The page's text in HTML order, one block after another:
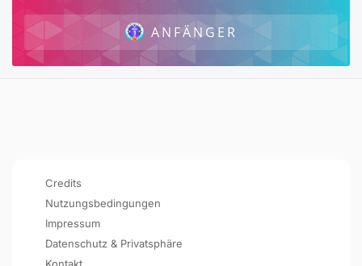
ANFÄNGER
Credits
Nutzungsbedingungen
Impressum
Datenschutz & Privatsphäre